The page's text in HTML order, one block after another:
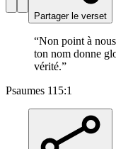
Partager le verset
“Non point à
ton nom donne
vérité.”
Psaumes 115:1